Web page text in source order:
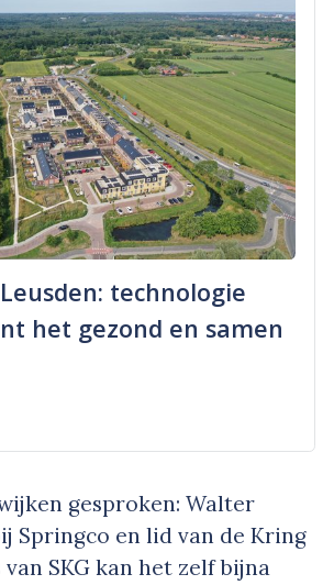
technologie
het gezond en samen
gesproken: Walter
Springco en lid van de Kring
SKG kan het zelf bijna